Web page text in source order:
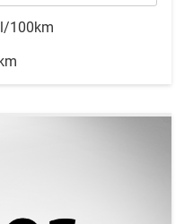
100km